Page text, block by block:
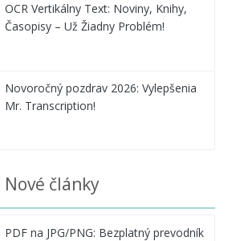
OCR Vertikálny Text: Noviny, Knihy,
Časopisy – Už Žiadny Problém!
Novoročný pozdrav 2026: Vylepšenia
Mr. Transcription!
Nové články
PDF na JPG/PNG: Bezplatný prevodník